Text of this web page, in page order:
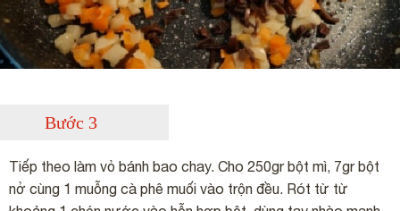
Bước 3
Tiếp theo làm vỏ bánh bao chay. Cho 250gr bột mì, 7gr bột
nở cùng 1 muỗng cà phê muối vào trộn đều. Rót từ từ